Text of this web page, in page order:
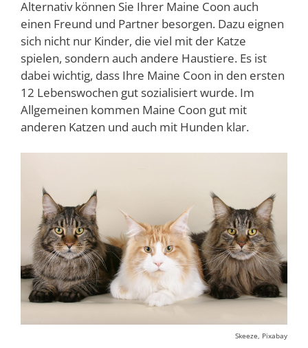
Alternativ können Sie Ihrer Maine Coon auch
einen Freund und Partner besorgen. Dazu eignen
sich nicht nur Kinder, die viel mit der Katze
spielen, sondern auch andere Haustiere. Es ist
dabei wichtig, dass Ihre Maine Coon in den ersten
12 Lebenswochen gut sozialisiert wurde. Im
Allgemeinen kommen Maine Coon gut mit
anderen Katzen und auch mit Hunden klar.
Skeeze, Pixabay